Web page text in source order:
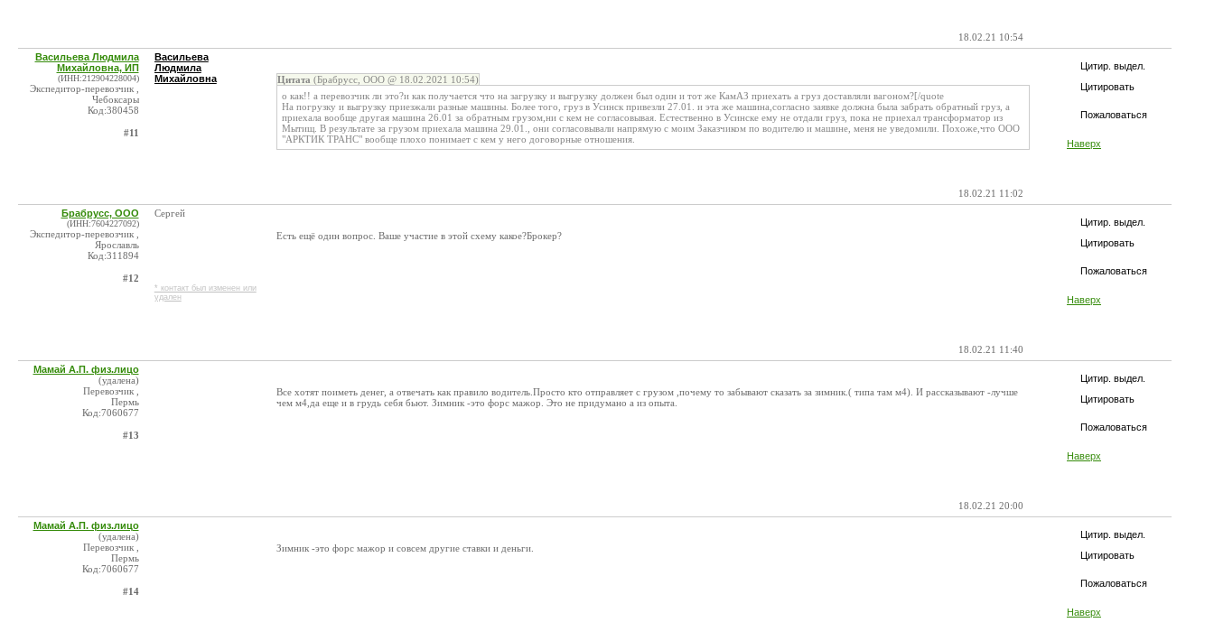
18.02.21 10:54
Цитир. выдел.
Цитировать
Пожаловаться
Наверх
Васильева Людмила
Михайловна, ИП
(ИНН:212904228004)
Экспедитор-перевозчик ,
Чебоксары
Код:380458
#11
Васильева
Людмила
Михайловна
Цитата (Брабрусс, ООО @ 18.02.2021 10:54)
о как!! а перевозчик ли это?и как получается что на загрузку и выгрузку должен был один и тот же КамАЗ приехать а груз доставляли вагоном?[/quote
На погрузку и выгрузку приезжали разные машины. Более того, груз в Усинск привезли 27.01. и эта же машина,согласно заявке должна была забрать обратный груз, а
приехала вообще другая машина 26.01 за обратным грузом,ни с кем не согласовывая. Естественно в Усинске ему не отдали груз, пока не приехал трансформатор из
Мытищ. В результате за грузом приехала машина 29.01., они согласовывали напрямую с моим Заказчиком по водителю и машине, меня не уведомили. Похоже,что ООО
"АРКТИК ТРАНС" вообще плохо понимает с кем у него договорные отношения.
18.02.21 11:02
Цитир. выдел.
Цитировать
Пожаловаться
Наверх
Брабрусс, ООО
(ИНН:7604227092)
Экспедитор-перевозчик ,
Ярославль
Код:311894
#12
Сергей
* контакт был изменен или
удален
Есть ещё один вопрос. Ваше участие в этой схему какое?Брокер?
18.02.21 11:40
Цитир. выдел.
Цитировать
Пожаловаться
Наверх
Мамай А.П. физ.лицо
(удалена)
Перевозчик ,
Пермь
Код:7060677
#13
Все хотят поиметь денег, а отвечать как правило водитель.Просто кто отправляет с грузом ,почему то забывают сказать за зимник.( типа там м4). И рассказывают -лучше
чем м4,да еще и в грудь себя бьют. Зимник -это форс мажор. Это не придумано а из опыта.
18.02.21 20:00
Цитир. выдел.
Цитировать
Пожаловаться
Наверх
Мамай А.П. физ.лицо
(удалена)
Перевозчик ,
Пермь
Код:7060677
#14
Зимник -это форс мажор и совсем другие ставки и деньги.